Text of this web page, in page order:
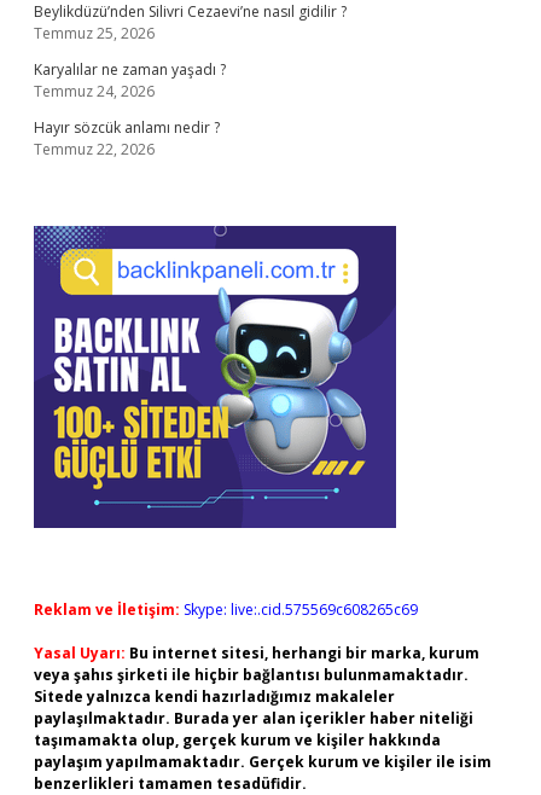
Beylikdüzü’nden Silivri Cezaevi’ne nasıl gidilir ?
Temmuz 25, 2026
Karyalılar ne zaman yaşadı ?
Temmuz 24, 2026
Hayır sözcük anlamı nedir ?
Temmuz 22, 2026
Reklam ve İletişim: Skype: live:.cid.575569c608265c69
Yasal Uyarı: Bu internet sitesi, herhangi bir marka, kurum
veya şahıs şirketi ile hiçbir bağlantısı bulunmamaktadır.
Sitede yalnızca kendi hazırladığımız makaleler
paylaşılmaktadır. Burada yer alan içerikler haber niteliği
taşımamakta olup, gerçek kurum ve kişiler hakkında
paylaşım yapılmamaktadır. Gerçek kurum ve kişiler ile isim
benzerlikleri tamamen tesadüfidir.